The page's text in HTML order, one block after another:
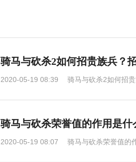
骑马与砍杀2如何招贵族兵？
2020-05-19 08:39 骑马与砍杀2如何招
骑马与砍杀荣誉值的作用是
2020-05-19 08:07 骑马与砍杀荣誉值的